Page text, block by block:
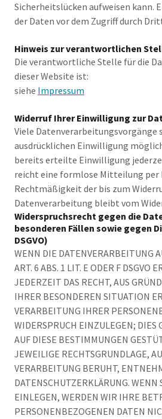
Sicherheitslücken aufweisen kann.
der Daten vor dem Zugriff durch
Hinweis zur verantwortlichen
Die verantwortliche Stelle für die
dieser Website ist:
siehe Impressum
Widerruf Ihrer Einwilligung zur
Viele Datenverarbeitungsvorgänge
ausdrücklichen Einwilligung
bereits erteilte Einwilligung
reicht eine formlose Mitteilung per
Rechtmäßigkeit der bis zum
Datenverarbeitung bleibt vom
Widerspruchsrecht gegen die
besonderen Fällen sowie gegen
DSGVO)
WENN DIE DATENVERARBEITUNG
ART. 6 ABS. 1 LIT. E ODER F DSGVO
JEDERZEIT DAS RECHT, AUS
IHRER BESONDEREN SITUATION
VERARBEITUNG IHRER
WIDERSPRUCH EINZULEGEN; DIES
AUF DIESE BESTIMMUNGEN
JEWEILIGE RECHTSGRUNDLAGE,
VERARBEITUNG BERUHT,
DATENSCHUTZERKLÄRUNG. WENN
EINLEGEN, WERDEN WIR IHRE
PERSONENBEZOGENEN DATEN